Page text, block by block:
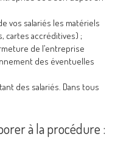
vos salariés les matériels
cartes accréditives) ;
de l’entreprise
des éventuelles
des salariés. Dans tous
à la procédure :